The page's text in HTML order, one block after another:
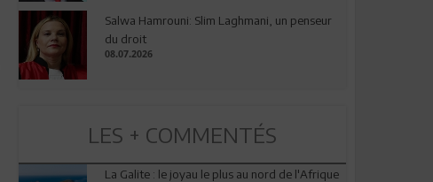
Salwa Hamrouni: Slim Laghmani, un penseur
du droit
08.07.2026
LES + COMMENTÉS
La Galite : le joyau le plus au nord de l'Afrique